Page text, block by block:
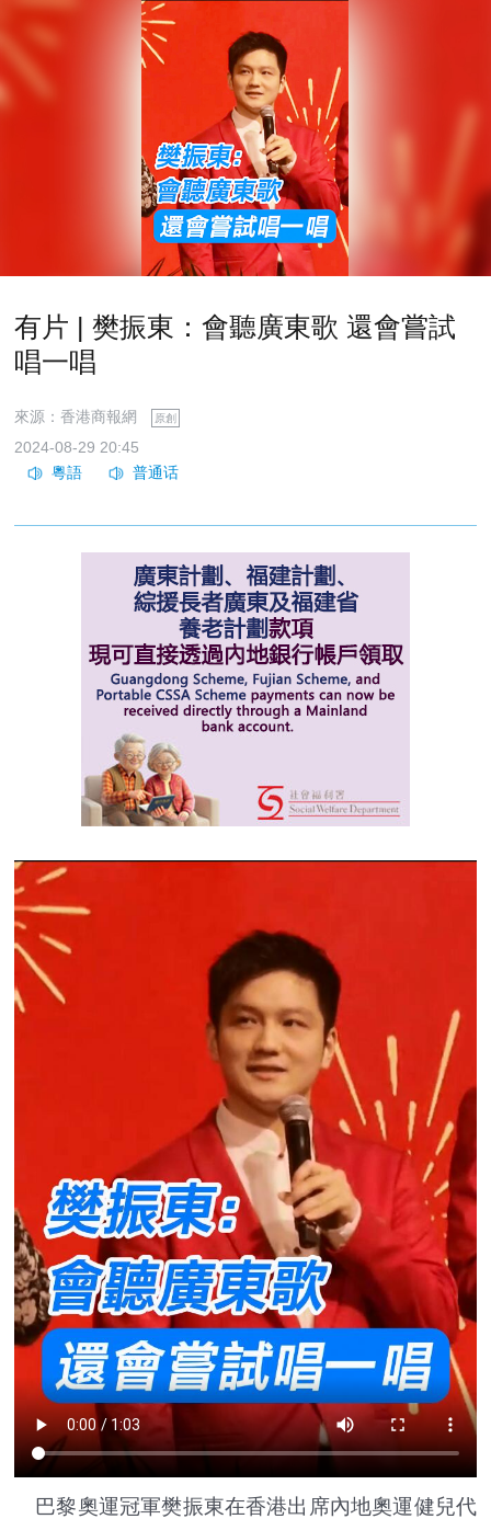
有片 | 樊振東：會聽廣東歌 還會嘗試
唱一唱
來源：香港商報網 原創
2024-08-29 20:45
巴黎奧運冠軍樊振東在香港出席內地奧運健兒代